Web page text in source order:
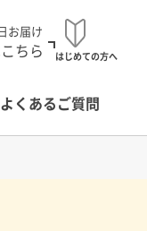
お届け
ちら はじめての方へ
よくあるご質問